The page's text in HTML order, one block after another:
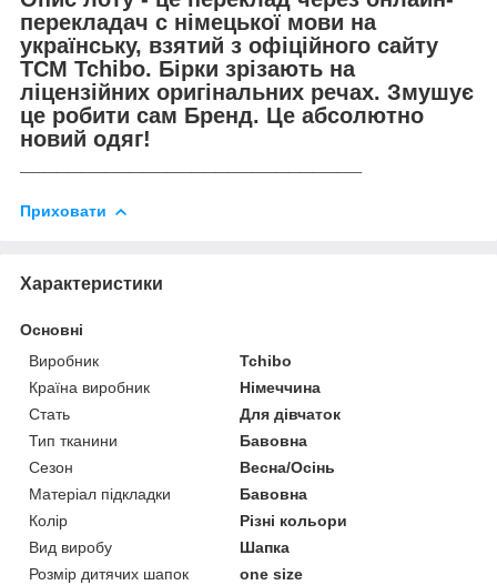
перекладач с німецької мови на
українську, взятий з офіційного сайту
TCM Tchibo. Бірки зрізають на
ліцензійних оригінальних речах. Змушує
це робити сам Бренд. Це абсолютно
новий одяг!
Приховати
Характеристики
Основні
Виробник
Tchibo
Країна виробник
Німеччина
Стать
Для дівчаток
Тип тканини
Бавовна
Сезон
Весна/Осінь
Матеріал підкладки
Бавовна
Колір
Різні кольори
Вид виробу
Шапка
Розмір дитячих шапок
one size